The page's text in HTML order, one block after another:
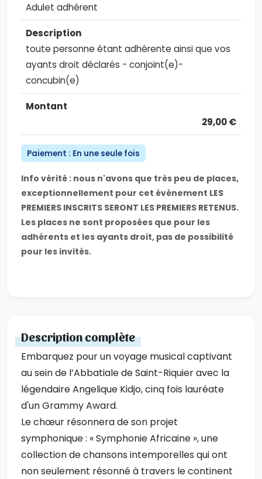
Adulet adhérent
toute personne étant adhérente ainsi que vos
ayants droit déclarés - conjoint(e)-
concubin(e)
29,00 €
Paiement : En une seule fois
Info vérité : nous n'avons que très peu de places,
exceptionnellement pour cet évènement LES
PREMIERS INSCRITS SERONT LES PREMIERS RETENUS.
Les places ne sont proposées que pour les
adhérents et les ayants droit, pas de possibilité
pour les invités.
Description complète
Embarquez pour un voyage musical captivant
au sein de l’Abbatiale de Saint-Riquier avec la
légendaire Angelique Kidjo, cinq fois lauréate
d'un Grammy Award.
Le chœur résonnera de son projet
symphonique : « Symphonie Africaine », une
collection de chansons intemporelles qui ont
non seulement résonné à travers le continent